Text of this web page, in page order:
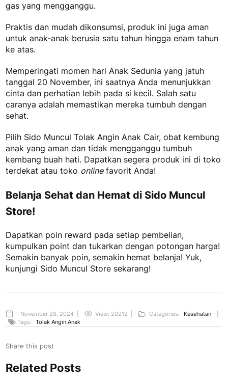
gas yang mengganggu.
Praktis dan mudah dikonsumsi, produk ini juga aman
untuk anak-anak berusia satu tahun hingga enam tahun
ke atas.
Memperingati momen hari Anak Sedunia yang jatuh
tanggal 20 November, ini saatnya Anda menunjukkan
cinta dan perhatian lebih pada si kecil. Salah satu
caranya adalah memastikan mereka tumbuh dengan
sehat.
Pilih Sido Muncul Tolak Angin Anak Cair, obat kembung
anak yang aman dan tidak mengganggu tumbuh
kembang buah hati. Dapatkan segera produk ini di toko
terdekat atau toko onlinefavorit Anda!
Belanja Sehat dan Hemat di Sido Muncul
Store!
Dapatkan poin reward pada setiap pembelian,
kumpulkan point dan tukarkan dengan potongan harga!
Semakin banyak poin, semakin hemat belanja! Yuk,
kunjungi Sido Muncul Store sekarang!
November 28, 2024 View: 20212 Categories: Kesehatan
Tags:
Tolak Angin Anak
Share this post
Related Posts